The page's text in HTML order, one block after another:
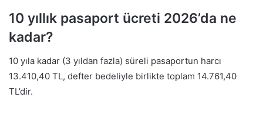
10 yıllık pasaport ücreti 2026’da ne
kadar?
10 yıla kadar (3 yıldan fazla) süreli pasaportun harcı
13.410,40 TL, defter bedeliyle birlikte toplam 14.761,40
TL’dir.